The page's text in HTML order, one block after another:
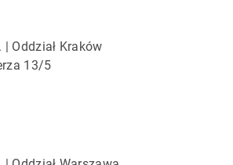
Oddział Kraków
13/5